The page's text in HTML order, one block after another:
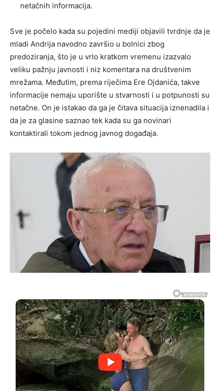
netačnih informacija.
Sve je počelo kada su pojedini mediji objavili tvrdnje da je
mladi Andrija navodno završio u bolnici zbog
predoziranja, što je u vrlo kratkom vremenu izazvalo
veliku pažnju javnosti i niz komentara na društvenim
mrežama. Međutim, prema riječima Ere Ojdanića, takve
informacije nemaju uporište u stvarnosti i u potpunosti su
netačne. On je istakao da ga je čitava situacija iznenadila i
da je za glasine saznao tek kada su ga novinari
kontaktirali tokom jednog javnog događaja.